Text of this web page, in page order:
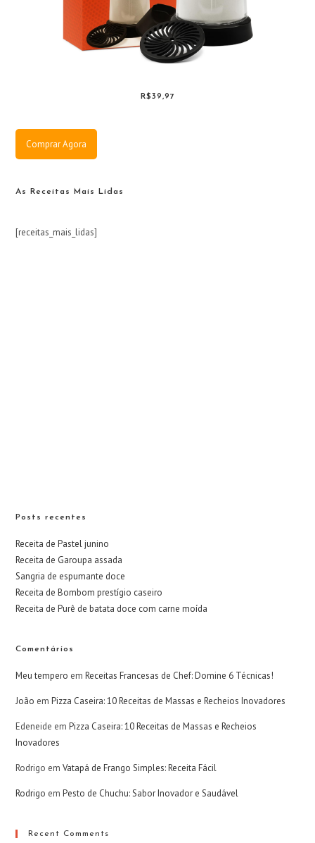
R$39,97
Comprar Agora
As Receitas Mais Lidas
[receitas_mais_lidas]
Posts recentes
Receita de Pastel junino
Receita de Garoupa assada
Sangria de espumante doce
Receita de Bombom prestígio caseiro
Receita de Purê de batata doce com carne moída
Comentários
Meu tempero emReceitas Francesas de Chef: Domine 6 Técnicas!
João emPizza Caseira: 10 Receitas de Massas e Recheios Inovadores
Edeneide emPizza Caseira: 10 Receitas de Massas e Recheios
Inovadores
Rodrigo emVatapá de Frango Simples: Receita Fácil
Rodrigo emPesto de Chuchu: Sabor Inovador e Saudável
Recent Comments